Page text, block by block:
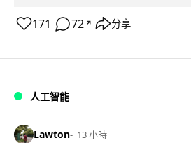
171 72 ↗ 分享
人工智能
Lawton 13 小時